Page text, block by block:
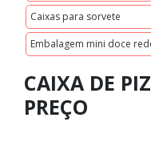
Caixas para sorvete
Embalagem mini doce
CAIXA DE
PREÇO